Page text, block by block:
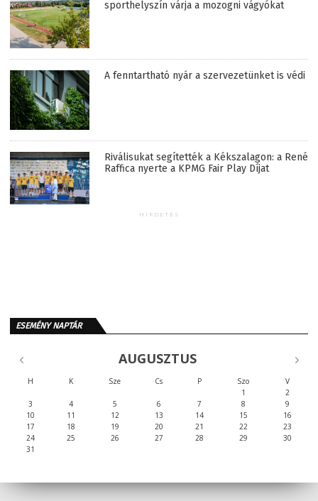
sporthelyszín várja a mozogni vágyókat
A fenntartható nyár a szervezetünket is védi
Riválisukat segítették a Kékszalagon: a René
Raffica nyerte a KPMG Fair Play Díjat
HIRDETÉS
ESEMÉNY NAPTÁR
AUGUSZTUS
H K Sze Cs P Szo
V
1
2
3
4 5 6 7 8
9
10
11 12 13 14 15
16
17
18 19 20 21 22
23
24
25 26 27 28 29
30
31